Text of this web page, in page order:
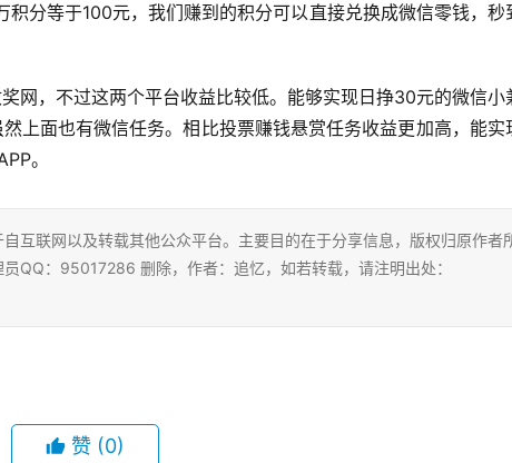
积分等于100元，我们赚到的积分可以直接兑换成微信零钱，秒
网，不过这两个平台收益比较低。能够实现日挣30元的微信小
上面也有微信任务。相比投票赚钱悬赏任务收益更加高，能实
。
互联网以及转载其他公众平台。主要目的在于分享信息，版权归原作者
QQ：95017286 删除，作者：追忆，如若转载，请注明出处：
赞 (0)